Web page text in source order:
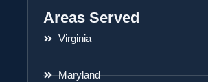
Areas Served
Virginia
Maryland